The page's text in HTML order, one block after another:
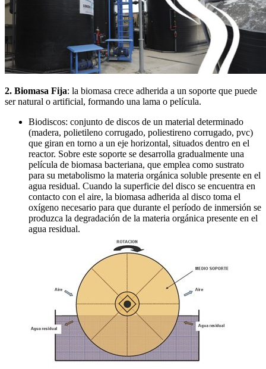
2. Biomasa Fija: la biomasa crece adherida a un soporte que puede
ser natural o artificial, formando una lama o película.
Biodiscos: conjunto de discos de un material determinado
(madera, polietileno corrugado, poliestireno corrugado, pvc)
que giran en torno a un eje horizontal, situados dentro en el
reactor. Sobre este soporte se desarrolla gradualmente una
película de biomasa bacteriana, que emplea como sustrato
para su metabolismo la materia orgánica soluble presente en el
agua residual. Cuando la superficie del disco se encuentra en
contacto con el aire, la biomasa adherida al disco toma el
oxígeno necesario para que durante el período de inmersión se
produzca la degradación de la materia orgánica presente en el
agua residual.